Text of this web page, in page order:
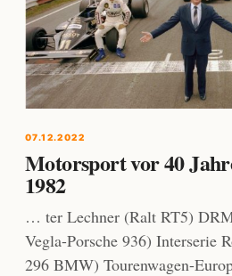
07.12.2022
Motorsport vor 40
1982
… ter Lechner (Ralt RT5)
Vegla-Porsche 936) Interserie
296 BMW) Tourenwagen-